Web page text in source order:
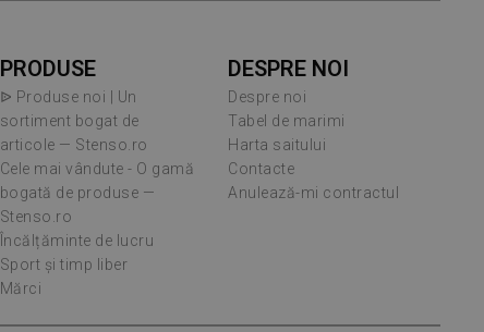
PRODUSE
ᐉ Produse noi | Un
sortiment bogat de
articole — Stenso.ro
Cele mai vândute - O gamă
bogată de produse —
Stenso.ro
Încălțăminte de lucru
Sport și timp liber
Mărci
DESPRE NOI
Despre noi
Tabel de marimi
Harta saitului
Contacte
Anulează-mi contractul